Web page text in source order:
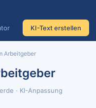
KI-Text erstellen
Arbeitgeber
· KI-Anpassung